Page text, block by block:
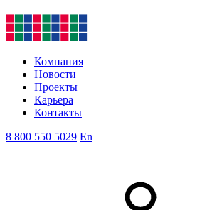
Компания
Новости
Проекты
Карьера
Контакты
8 800 550 5029 En